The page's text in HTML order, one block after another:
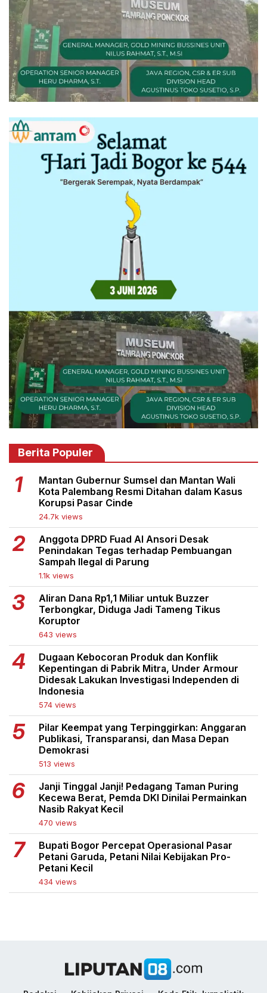
Berita Populer
Mantan Gubernur Sumsel dan Mantan Wali
Kota Palembang Resmi Ditahan dalam Kasus
Korupsi Pasar Cinde
24.7k views
Anggota DPRD Fuad Al Ansori Desak
Penindakan Tegas terhadap Pembuangan
Sampah Ilegal di Parung
1.1k views
Aliran Dana Rp1,1 Miliar untuk Buzzer
Terbongkar, Diduga Jadi Tameng Tikus
Koruptor
643 views
Dugaan Kebocoran Produk dan Konflik
Kepentingan di Pabrik Mitra, Under Armour
Didesak Lakukan Investigasi Independen di
Indonesia
574 views
Pilar Keempat yang Terpinggirkan: Anggaran
Publikasi, Transparansi, dan Masa Depan
Demokrasi
513 views
Janji Tinggal Janji! Pedagang Taman Puring
Kecewa Berat, Pemda DKI Dinilai Permainkan
Nasib Rakyat Kecil
470 views
Bupati Bogor Percepat Operasional Pasar
Petani Garuda, Petani Nilai Kebijakan Pro-
Petani Kecil
434 views